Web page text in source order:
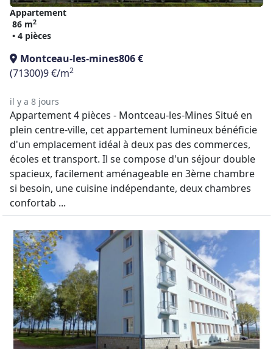
Appartement
86 m2
• 4 pièces
Montceau-les-mines806 €
(71300)9 €/m2
il y a 8 jours
Appartement 4 pièces - Montceau-les-Mines Situé en
plein centre-ville, cet appartement lumineux bénéficie
d'un emplacement idéal à deux pas des commerces,
écoles et transport. Il se compose d'un séjour double
spacieux, facilement aménageable en 3ème chambre
si besoin, une cuisine indépendante, deux chambres
confortab ...